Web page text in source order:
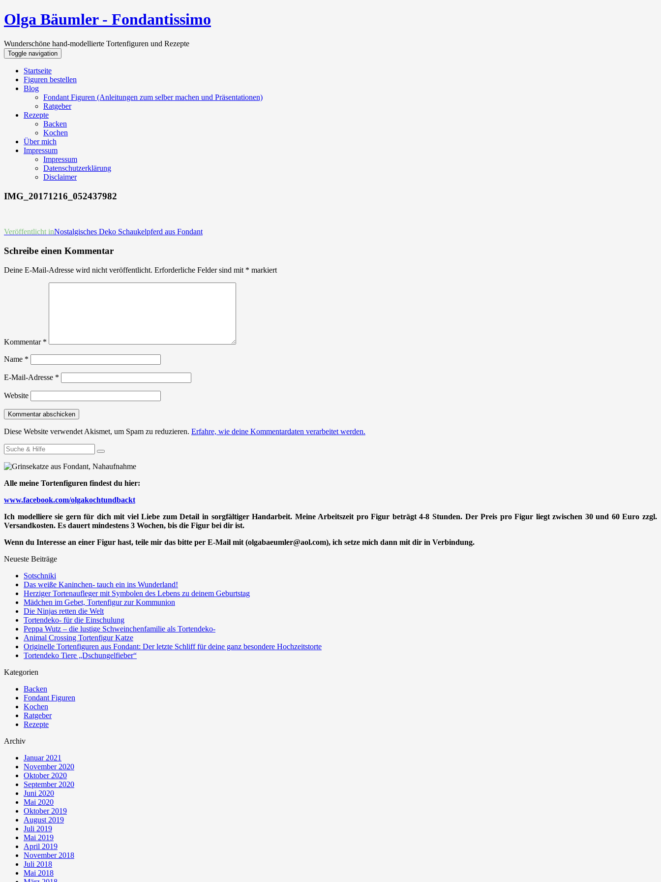
Olga Bäumler - Fondantissimo
Wunderschöne hand-modellierte Tortenfiguren und Rezepte
Toggle navigation
Startseite
Figuren bestellen
Blog
Fondant Figuren (Anleitungen zum selber machen und Präsentationen)
Ratgeber
Rezepte
Backen
Kochen
Über mich
Impressum
Impressum
Datenschutzerklärung
Disclaimer
IMG_20171216_052437982
Beitrags-
Veröffentlicht inNostalgisches Deko Schaukelpferd aus Fondant
Schreibe einen Kommentar
Deine E-Mail-Adresse wird nicht veröffentlicht. Erforderliche Felder sind mit * markiert
Kommentar *
Name *
E-Mail-Adresse *
Website
Diese Website verwendet Akismet, um Spam zu reduzieren. Erfahre, wie deine Kommentardaten verarbeitet werden.
Suchen
nach:
Alle meine Tortenfiguren findest du hier:
www.facebook.com/olgakochtundbackt
Ich modelliere sie gern für dich mit viel Liebe zum Detail in sorgfältiger Handarbeit. Meine Arbeitszeit pro Figur beträgt 4-8 Stunden. Der Preis pro Figur liegt zwischen 30 und 60 Euro zzgl.
Versandkosten. Es dauert mindestens 3 Wochen, bis die Figur bei dir ist.
Wenn du Interesse an einer Figur hast, teile mir das bitte per E-Mail mit (olgabaeumler@aol.com), ich setze mich dann mit dir in Verbindung.
Neueste Beiträge
Sotschniki
Das weiße Kaninchen- tauch ein ins Wunderland!
Herziger Tortenaufleger mit Symbolen des Lebens zu deinem Geburtstag
Mädchen im Gebet, Tortenfigur zur Kommunion
Die Ninjas retten die Welt
Tortendeko- für die Einschulung
Peppa Wutz – die lustige Schweinchenfamilie als Tortendeko-
Animal Crossing Tortenfigur Katze
Originelle Tortenfiguren aus Fondant: Der letzte Schliff für deine ganz besondere Hochzeitstorte
Tortendeko Tiere „Dschungelfieber“
Kategorien
Backen
Fondant Figuren
Kochen
Ratgeber
Rezepte
Archiv
Januar 2021
November 2020
Oktober 2020
September 2020
Juni 2020
Mai 2020
Oktober 2019
August 2019
Juli 2019
Mai 2019
April 2019
November 2018
Juli 2018
Mai 2018